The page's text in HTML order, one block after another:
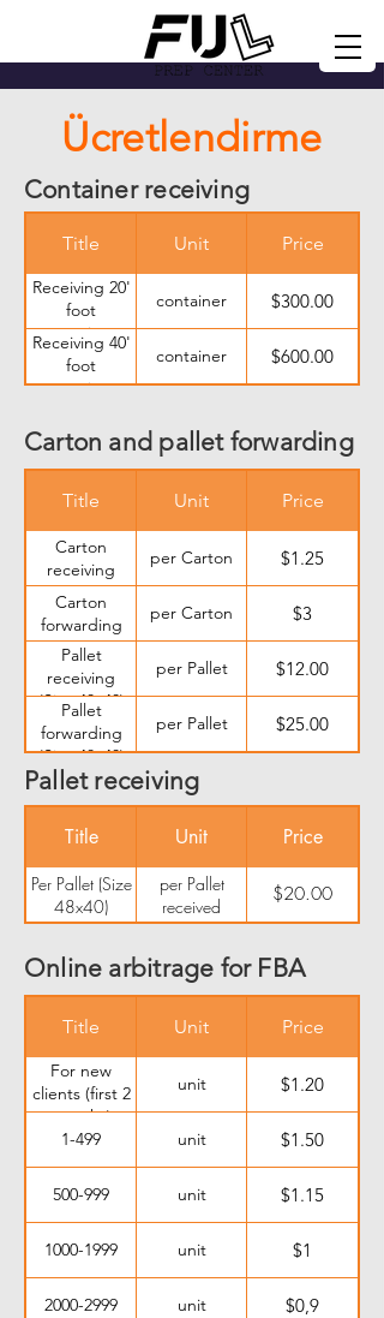
Ücretlendirme
Container receiving
Title Unit Price
Receiving 20'
foot
container
container $300.00
Receiving 40'
foot
container
container $600.00
Carton and pallet forwarding
Title Unit Price
Carton
receiving
per Carton $1.25
Carton
forwarding
per Carton $3
Pallet
receiving
(Size 48x40)
per Pallet $12.00
Pallet
forwarding
(Size 48x40)
per Pallet $25.00
Pallet receiving
Title Unit Price
Per Pallet (Size
48x40)
per Pallet
received
$20.00
Online arbitrage for FBA
Title Unit Price
For new
clients (first 2
months)
unit $1.20
1-499 unit $1.50
500-999 unit $1.15
1000-1999 unit $1
2000-2999 unit $0,9